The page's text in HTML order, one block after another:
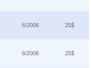
6/2006 25$
6/2006 25$